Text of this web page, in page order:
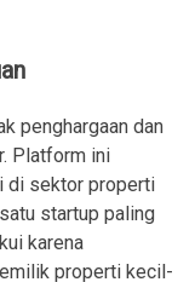
penghargaan dan
Platform ini
di sektor properti
startup paling
karena
properti kecil-